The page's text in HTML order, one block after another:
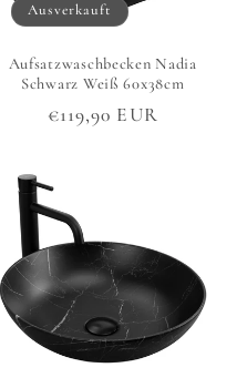
Ausverkauft
Aufsatzwaschbecken Nadia
Schwarz Weiß 60x38cm
Normaler
€119,90 EUR